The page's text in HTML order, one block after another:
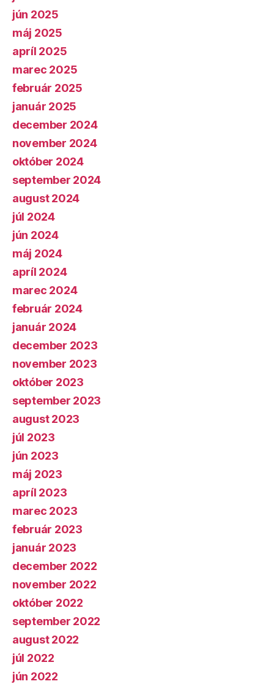
jún 2025
máj 2025
apríl 2025
marec 2025
február 2025
január 2025
december 2024
november 2024
október 2024
september 2024
august 2024
júl 2024
jún 2024
máj 2024
apríl 2024
marec 2024
február 2024
január 2024
december 2023
november 2023
október 2023
september 2023
august 2023
júl 2023
jún 2023
máj 2023
apríl 2023
marec 2023
február 2023
január 2023
december 2022
november 2022
október 2022
september 2022
august 2022
júl 2022
jún 2022